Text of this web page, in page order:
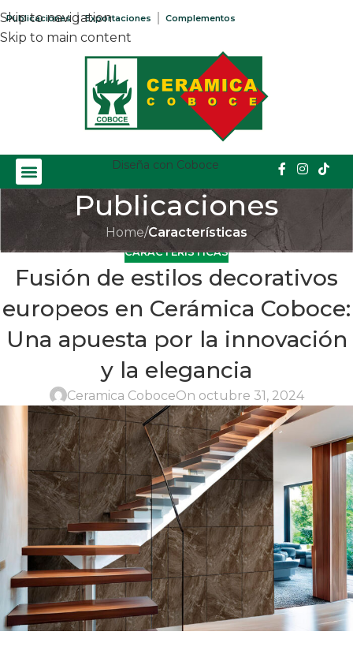
Skip to navigation
Skip to main content
Publicaciones Exportaciones Complementos
Diseña con Coboce
Publicaciones
Home/Características
CARACTERÍSTICAS
Fusión de estilos decorativos
europeos en Cerámica Coboce:
Una apuesta por la innovación
y la elegancia
Ceramica CoboceOn octubre 31, 2024